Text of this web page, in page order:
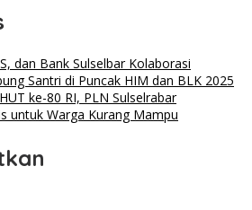
dan Bank Sulselbar Kolaborasi
Santri di Puncak HIM dan BLK 2025
ke-80 RI, PLN Sulselrabar
untuk Warga Kurang Mampu